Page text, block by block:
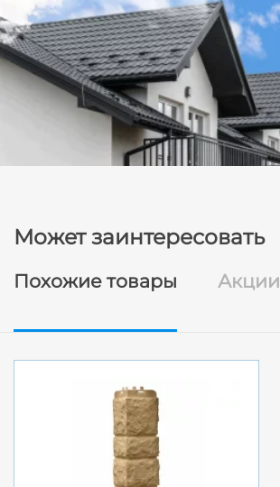
Может заинтересовать
Похожие товары Акции